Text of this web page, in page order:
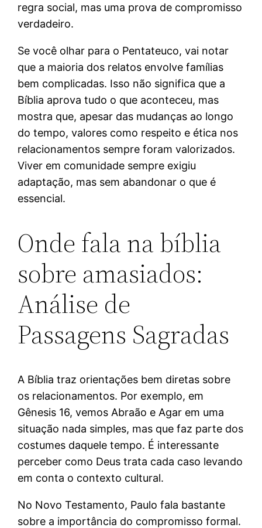
regra social, mas uma prova de compromisso
verdadeiro.
Se você olhar para o Pentateuco, vai notar
que a maioria dos relatos envolve famílias
bem complicadas. Isso não significa que a
Bíblia aprova tudo o que aconteceu, mas
mostra que, apesar das mudanças ao longo
do tempo, valores como respeito e ética nos
relacionamentos sempre foram valorizados.
Viver em comunidade sempre exigiu
adaptação, mas sem abandonar o que é
essencial.
Onde fala na bíblia
sobre amasiados:
Análise de
Passagens Sagradas
A Bíblia traz orientações bem diretas sobre
os relacionamentos. Por exemplo, em
Gênesis 16, vemos Abraão e Agar em uma
situação nada simples, mas que faz parte dos
costumes daquele tempo. É interessante
perceber como Deus trata cada caso levando
em conta o contexto cultural.
No Novo Testamento, Paulo fala bastante
sobre a importância do compromisso formal.